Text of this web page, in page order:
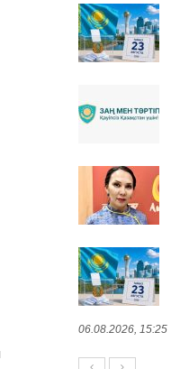
06.08.2026, 15:25